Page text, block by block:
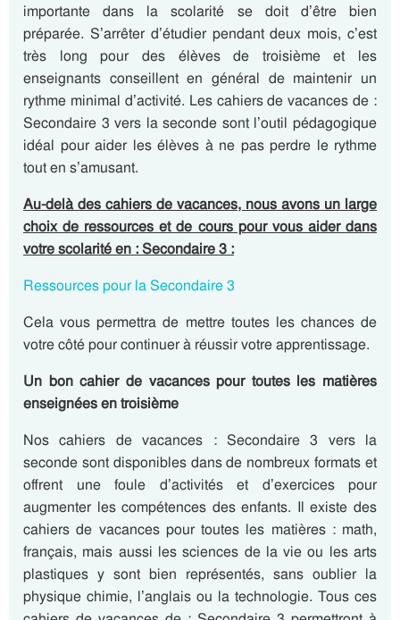
importante dans la scolarité se doit d’être bien
préparée. S’arrêter d’étudier pendant deux mois, c’est
très long pour des élèves de troisième et les
enseignants conseillent en général de maintenir un
rythme minimal d’activité. Les cahiers de vacances de :
Secondaire 3 vers la seconde sont l’outil pédagogique
idéal pour aider les élèves à ne pas perdre le rythme
tout en s’amusant.
Au-delà des cahiers de vacances, nous avons un large
choix de ressources et de cours pour vous aider dans
votre scolarité en : Secondaire 3 :
Ressources pour la Secondaire 3
Cela vous permettra de mettre toutes les chances de
votre côté pour continuer à réussir votre apprentissage.
Un bon cahier de vacances pour toutes les matières
enseignées en troisième
Nos cahiers de vacances : Secondaire 3 vers la
seconde sont disponibles dans de nombreux formats et
offrent une foule d’activités et d’exercices pour
augmenter les compétences des enfants. Il existe des
cahiers de vacances pour toutes les matières : math,
français, mais aussi les sciences de la vie ou les arts
plastiques y sont bien représentés, sans oublier la
physique chimie, l’anglais ou la technologie. Tous ces